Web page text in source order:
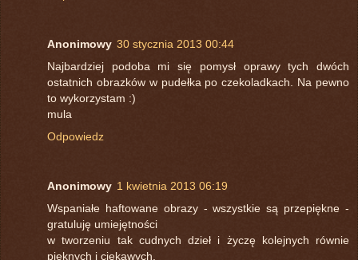
Anonimowy 30 stycznia 2013 00:44
Najbardziej podoba mi się pomysł oprawy tych dwóch
ostatnich obrazków w pudełka po czekoladkach. Na pewno
to wykorzystam :)
mula
Odpowiedz
Anonimowy 1 kwietnia 2013 06:19
Wspaniałe haftowane obrazy - wszystkie są przepiękne -
gratuluję umiejętności
w tworzeniu tak cudnych dzieł i życzę kolejnych równie
pięknych i ciekawych.